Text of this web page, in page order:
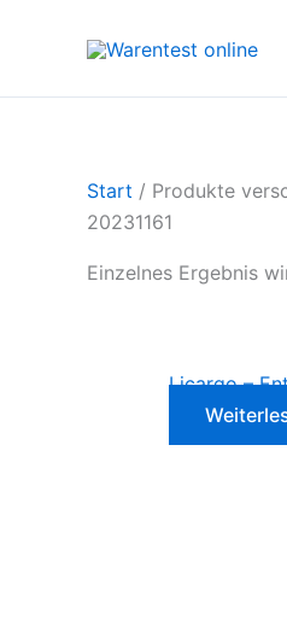
Start / Produkte
20231161
Einzelnes Ergebnis
Licargo –